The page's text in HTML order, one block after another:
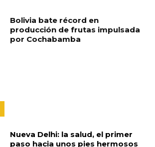
Bolivia bate récord en
producción de frutas impulsada
por Cochabamba
Nueva Delhi: la salud, el primer
paso hacia unos pies hermosos